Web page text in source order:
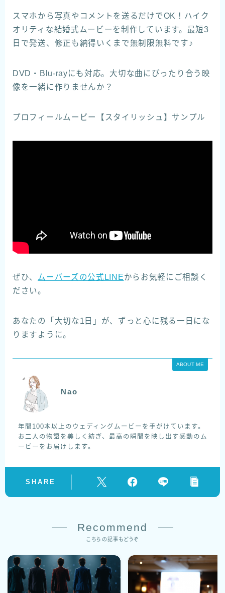
スマホから写真やコメントを送るだけでOK！ハイク
オリティな結婚式ムービーを制作しています。最短3
日で発送、修正も納得いくまで無制限無料です♪
DVD・Blu-rayにも対応。大切な曲にぴったり合う映
像を一緒に作りませんか？
プロフィールムービー【スタイリッシュ】サンプル
ぜひ、 ムーバーズの公式LINEからお気軽にご相談く
ださい。
あなたの「大切な1日」が、ずっと心に残る一日にな
りますように。
ABOUT ME
Nao
年間100本以上のウェディングムービーを手がけています。
お二人の物語を美しく紡ぎ、最高の瞬間を映し出す感動のム
ービーをお届けします。
SHARE
Recommend
こちらの記事もどうぞ